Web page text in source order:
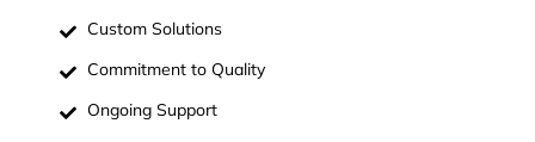
Custom Solutions
Commitment to Quality
Ongoing Support